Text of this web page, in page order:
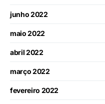
junho 2022
maio 2022
abril 2022
março 2022
fevereiro 2022